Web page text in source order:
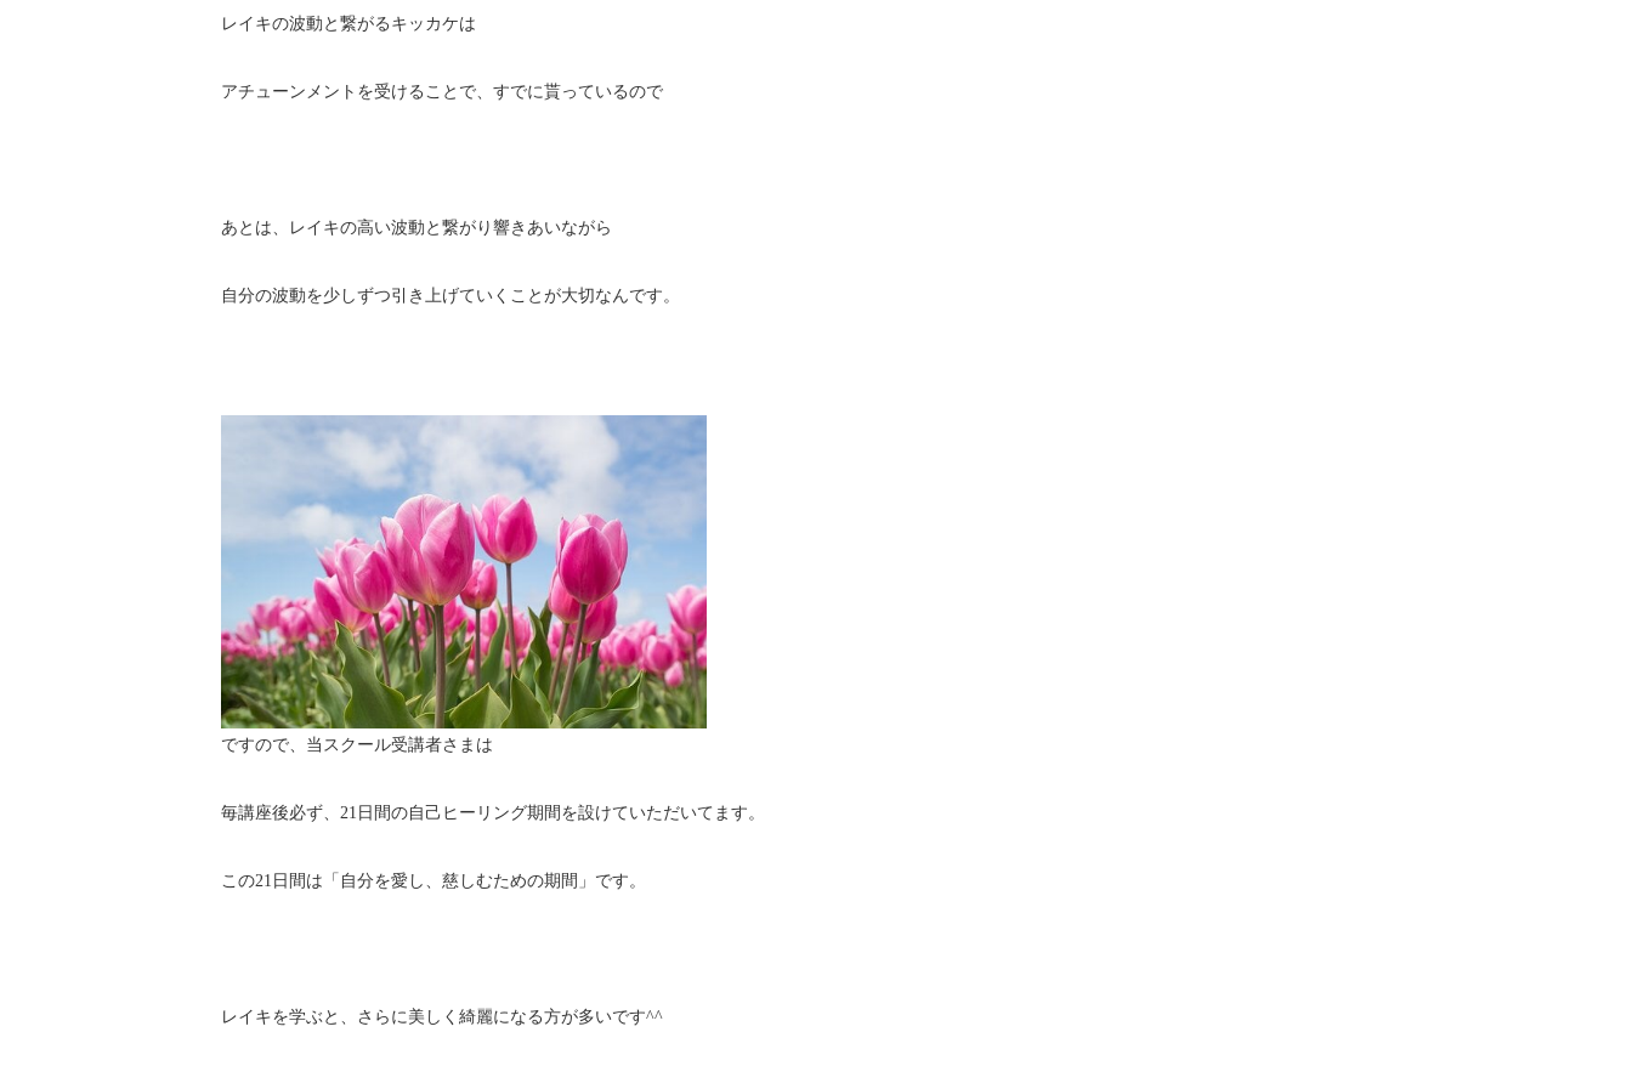
レイキの波動と繋がるキッカケは
アチューンメントを受けることで、すでに貰っているので
あとは、レイキの高い波動と繋がり響きあいながら
自分の波動を少しずつ引き上げていくことが大切なんです。
ですので、当スクール受講者さまは
毎講座後必ず、21日間の自己ヒーリング期間を設けていただいてます。
この21日間は「自分を愛し、慈しむための期間」です。
レイキを学ぶと、さらに美しく綺麗になる方が多いです^^